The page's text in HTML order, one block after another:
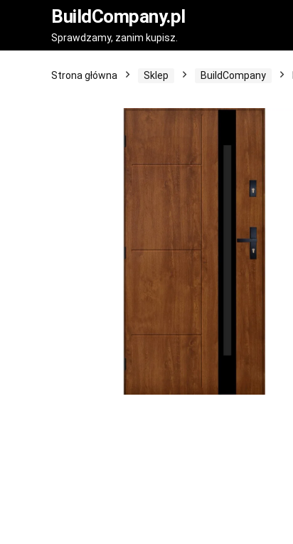
BuildCompany.pl
Sprawdzamy, zanim kupisz.
Strona główna Sklep BuildCompany